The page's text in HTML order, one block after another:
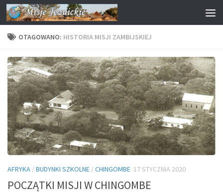
Przejdź do treści
OTAGOWANO: HISTORIA MISJI ZAMBIJSKIEJ
AFRYKA /BUDYNKI SZKOLNE /CHINGOMBE 17 STYCZNIA 2020
POCZĄTKI MISJI W CHINGOMBE